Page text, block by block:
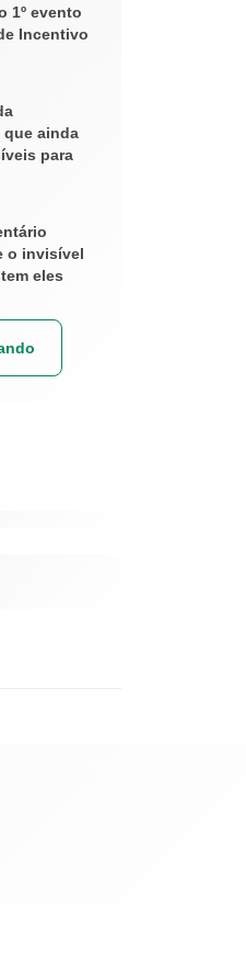
1º evento
Incentivo
que ainda
para
o invisível
eles